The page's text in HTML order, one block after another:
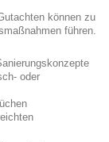
können zu
führen.
oder